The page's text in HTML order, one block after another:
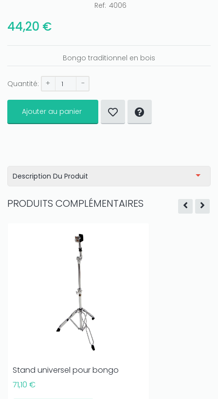
Ref: 4006
44,20 €
Bongo traditionnel en bois
Quantité: + -
Ajouter au panier
Description Du Produit
PRODUITS COMPLÉMENTAIRES
Stand universel pour bongo
71,10 €
if you really want to win a huge